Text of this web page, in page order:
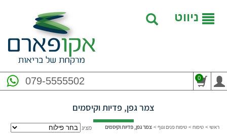
ניווט
079-5555502 0
צמר גפן, פדיות וקיסמים
ראשי > טיפוח > טיפוח פנים וגוף > צמר גפן, פדיות וקיסמים מציג